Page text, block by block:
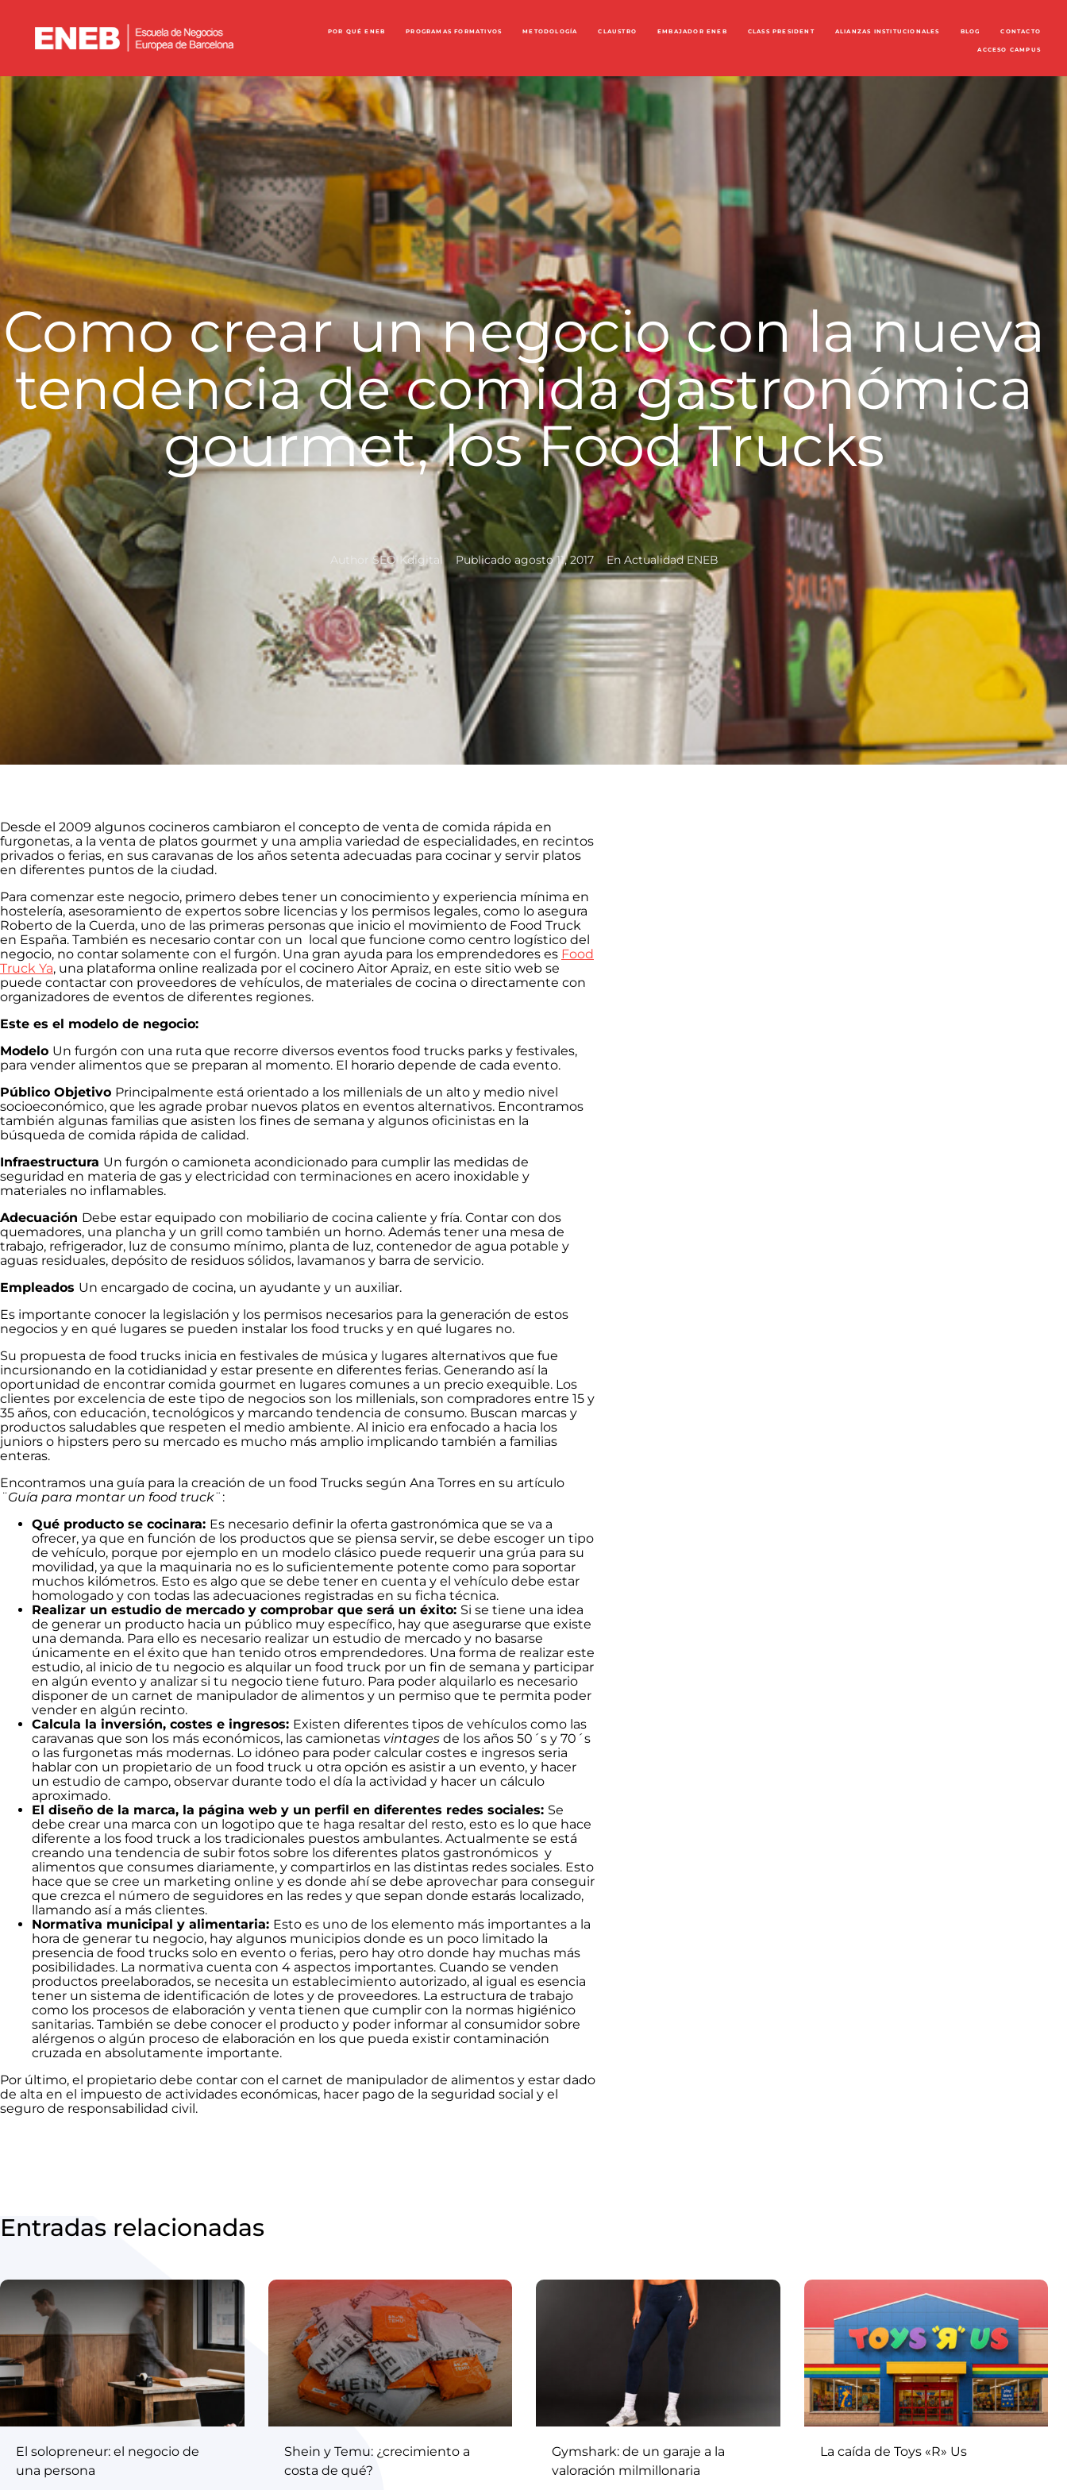
POR QUÉ ENEB PROGRAMAS FORMATIVOS METODOLOGÍA CLAUSTRO EMBAJADOR ENEB CLASS PRESIDENT ALIANZAS INSTITUCIONALES BLOG CONTACTO
ACCESO CAMPUS
Como crear un negocio con la nueva
tendencia de comida gastronómica
gourmet, los Food Trucks
Author SEO Kdigital Publicadoagosto 11, 2017 En Actualidad ENEB
Desde el 2009 algunos cocineros cambiaron el concepto de venta de comida rápida en
furgonetas, a la venta de platos gourmet y una amplia variedad de especialidades, en recintos
privados o ferias, en sus caravanas de los años setenta adecuadas para cocinar y servir platos
en diferentes puntos de la ciudad.
Para comenzar este negocio, primero debes tener un conocimiento y experiencia mínima en
hostelería, asesoramiento de expertos sobre licencias y los permisos legales, como lo asegura
Roberto de la Cuerda, uno de las primeras personas que inicio el movimiento de Food Truck
en España. También es necesario contar con un local que funcione como centro logístico del
negocio, no contar solamente con el furgón. Una gran ayuda para los emprendedores es Food
Truck Ya, una plataforma online realizada por el cocinero Aitor Apraiz, en este sitio web se
puede contactar con proveedores de vehículos, de materiales de cocina o directamente con
organizadores de eventos de diferentes regiones.
Este es el modelo de negocio:
Modelo Un furgón con una ruta que recorre diversos eventos food trucks parks y festivales,
para vender alimentos que se preparan al momento. El horario depende de cada evento.
Público Objetivo Principalmente está orientado a los millenials de un alto y medio nivel
socioeconómico, que les agrade probar nuevos platos en eventos alternativos. Encontramos
también algunas familias que asisten los fines de semana y algunos oficinistas en la
búsqueda de comida rápida de calidad.
Infraestructura Un furgón o camioneta acondicionado para cumplir las medidas de
seguridad en materia de gas y electricidad con terminaciones en acero inoxidable y
materiales no inflamables.
Adecuación Debe estar equipado con mobiliario de cocina caliente y fría. Contar con dos
quemadores, una plancha y un grill como también un horno. Además tener una mesa de
trabajo, refrigerador, luz de consumo mínimo, planta de luz, contenedor de agua potable y
aguas residuales, depósito de residuos sólidos, lavamanos y barra de servicio.
Empleados Un encargado de cocina, un ayudante y un auxiliar.
Es importante conocer la legislación y los permisos necesarios para la generación de estos
negocios y en qué lugares se pueden instalar los food trucks y en qué lugares no.
Su propuesta de food trucks inicia en festivales de música y lugares alternativos que fue
incursionando en la cotidianidad y estar presente en diferentes ferias. Generando así la
oportunidad de encontrar comida gourmet en lugares comunes a un precio exequible. Los
clientes por excelencia de este tipo de negocios son los millenials, son compradores entre 15 y
35 años, con educación, tecnológicos y marcando tendencia de consumo. Buscan marcas y
productos saludables que respeten el medio ambiente. Al inicio era enfocado a hacia los
juniors o hipsters pero su mercado es mucho más amplio implicando también a familias
enteras.
Encontramos una guía para la creación de un food Trucks según Ana Torres en su artículo
¨Guía para montar un food truck¨:
Qué producto se cocinara: Es necesario definir la oferta gastronómica que se va a
ofrecer, ya que en función de los productos que se piensa servir, se debe escoger un tipo
de vehículo, porque por ejemplo en un modelo clásico puede requerir una grúa para su
movilidad, ya que la maquinaria no es lo suficientemente potente como para soportar
muchos kilómetros. Esto es algo que se debe tener en cuenta y el vehículo debe estar
homologado y con todas las adecuaciones registradas en su ficha técnica.
Realizar un estudio de mercado y comprobar que será un éxito: Si se tiene una idea
de generar un producto hacia un público muy específico, hay que asegurarse que existe
una demanda. Para ello es necesario realizar un estudio de mercado y no basarse
únicamente en el éxito que han tenido otros emprendedores. Una forma de realizar este
estudio, al inicio de tu negocio es alquilar un food truck por un fin de semana y participar
en algún evento y analizar si tu negocio tiene futuro. Para poder alquilarlo es necesario
disponer de un carnet de manipulador de alimentos y un permiso que te permita poder
vender en algún recinto.
Calcula la inversión, costes e ingresos: Existen diferentes tipos de vehículos como las
caravanas que son los más económicos, las camionetas vintages de los años 50´s y 70´s
o las furgonetas más modernas. Lo idóneo para poder calcular costes e ingresos seria
hablar con un propietario de un food truck u otra opción es asistir a un evento, y hacer
un estudio de campo, observar durante todo el día la actividad y hacer un cálculo
aproximado.
El diseño de la marca, la página web y un perfil en diferentes redes sociales: Se
debe crear una marca con un logotipo que te haga resaltar del resto, esto es lo que hace
diferente a los food truck a los tradicionales puestos ambulantes. Actualmente se está
creando una tendencia de subir fotos sobre los diferentes platos gastronómicos y
alimentos que consumes diariamente, y compartirlos en las distintas redes sociales. Esto
hace que se cree un marketing online y es donde ahí se debe aprovechar para conseguir
que crezca el número de seguidores en las redes y que sepan donde estarás localizado,
llamando así a más clientes.
Normativa municipal y alimentaria: Esto es uno de los elemento más importantes a la
hora de generar tu negocio, hay algunos municipios donde es un poco limitado la
presencia de food trucks solo en evento o ferias, pero hay otro donde hay muchas más
posibilidades. La normativa cuenta con 4 aspectos importantes. Cuando se venden
productos preelaborados, se necesita un establecimiento autorizado, al igual es esencia
tener un sistema de identificación de lotes y de proveedores. La estructura de trabajo
como los procesos de elaboración y venta tienen que cumplir con la normas higiénico
sanitarias. También se debe conocer el producto y poder informar al consumidor sobre
alérgenos o algún proceso de elaboración en los que pueda existir contaminación
cruzada en absolutamente importante.
Por último, el propietario debe contar con el carnet de manipulador de alimentos y estar dado
de alta en el impuesto de actividades económicas, hacer pago de la seguridad social y el
seguro de responsabilidad civil.
Entradas relacionadas
El solopreneur: el negocio de
una persona
Shein y Temu: ¿crecimiento a
costa de qué?
Gymshark: de un garaje a la
valoración milmillonaria
La caída de Toys «R» Us